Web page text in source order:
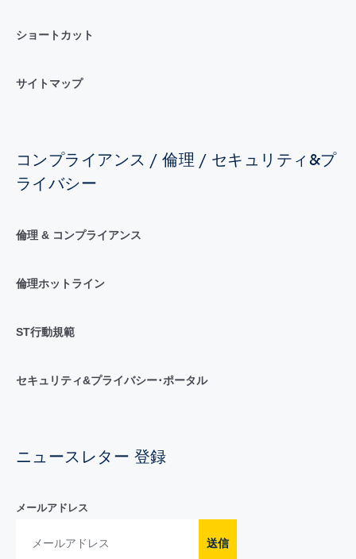
ショートカット
サイトマップ
コンプライアンス / 倫理 / セキュリティ&プ
ライバシー
倫理 & コンプライアンス
倫理ホットライン
ST行動規範
セキュリティ&プライバシー･ポータル
ニュースレター 登録
メールアドレス
送信